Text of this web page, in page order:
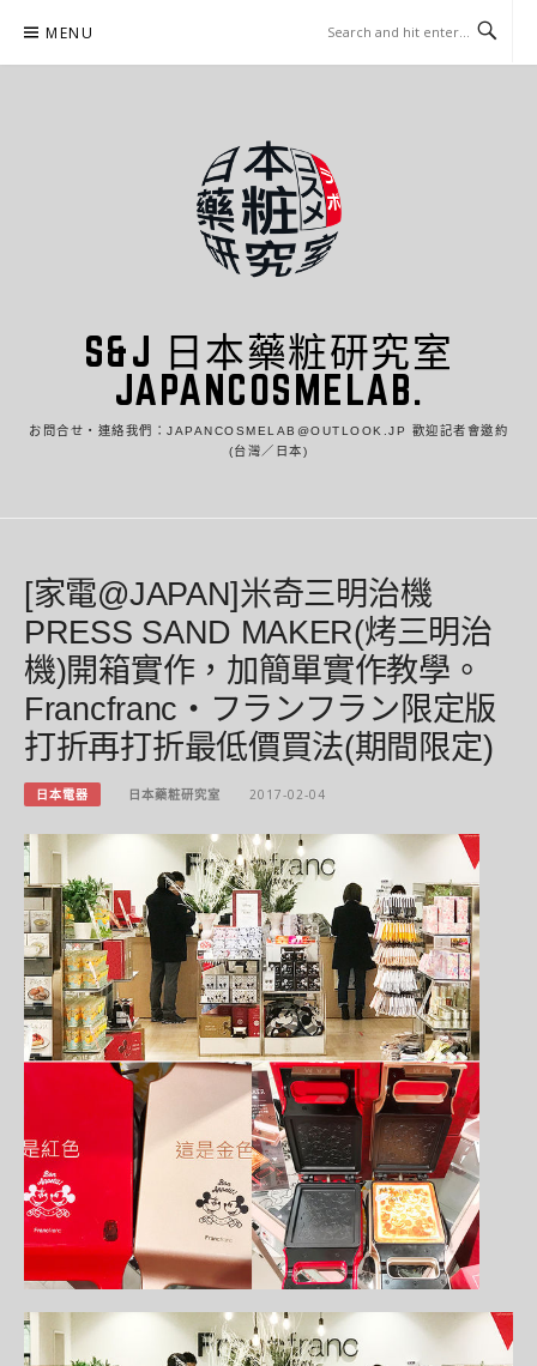
content
MENU
S&J 日本藥粧研究室
JAPANCOSMELAB.
お問合せ・連絡我們：JAPANCOSMELAB@OUTLOOK.JP 歡迎記者會邀約
(台灣／日本)
[家電@JAPAN]米奇三明治機
PRESS SAND MAKER(烤三明治
機)開箱實作，加簡單實作教學。
Francfranc・フランフラン限定版
打折再打折最低價買法(期間限定)
日本電器 日本藥粧研究室 2017-02-04